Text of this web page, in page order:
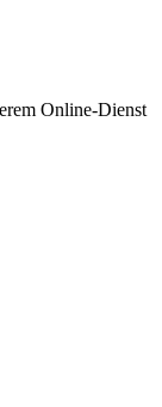
Online-Dienst